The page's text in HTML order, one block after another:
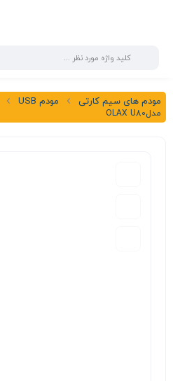
مودم های سیم کارتی مودم USB
مدلOLAX U80